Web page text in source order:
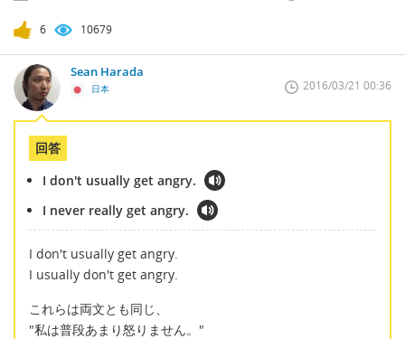
6 10679
Sean Harada
日本 2016/03/21 00:36
回答
I don't usually get angry.
I never really get angry.
I don't usually get angry.
I usually don't get angry.
これらは両文とも同じ、
"私は普段あまり怒りません。"